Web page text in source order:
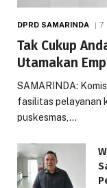
DPRD SAMARINDA 7
Tak Cukup
Utamakan
SAMARINDA:
fasilitas pelayanan
puskesmas,…